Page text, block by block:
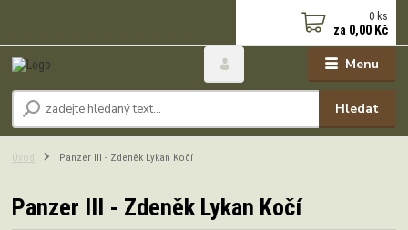
Menu
Hledat
0 ks
za 0,00 Kč
Úvod Panzer III - Zdeněk Lykan Kočí
Panzer III - Zdeněk Lykan Kočí